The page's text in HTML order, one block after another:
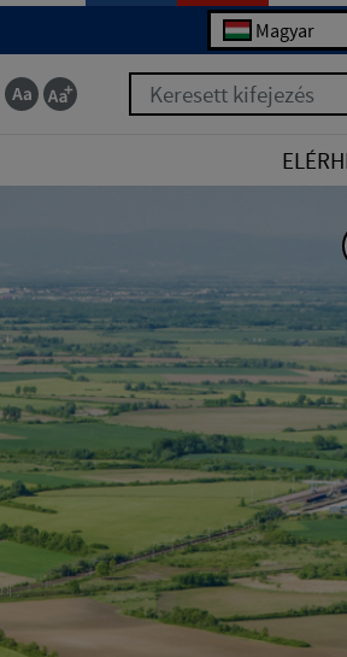
Magyar
Keresett kifejezés